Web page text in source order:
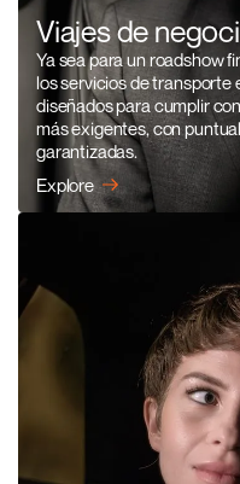
Viajes de
Ya sea para un roadshow
los servicios de transporte
diseñados para cumplir
más exigentes, con
garantizadas.
Explore